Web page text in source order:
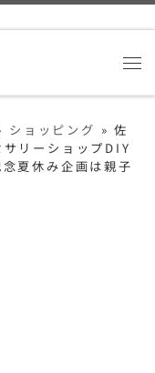
ショッピング » 佐
リーショップDIY
夏休み企画は親子